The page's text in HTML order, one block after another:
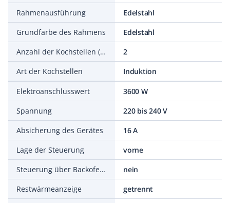
Rahmenausführung
Edelstahl
Grundfarbe des Rahmens
Edelstahl
Anzahl der Kochstellen (gleichzeitig nutzbar)
2
Art der Kochstellen
Induktion
Elektroanschlusswert
3600 W
Spannung
220 bis 240 V
Absicherung des Gerätes
16 A
Lage der Steuerung
vorne
Steuerung über Backofen/Herd
nein
Restwärmeanzeige
getrennt